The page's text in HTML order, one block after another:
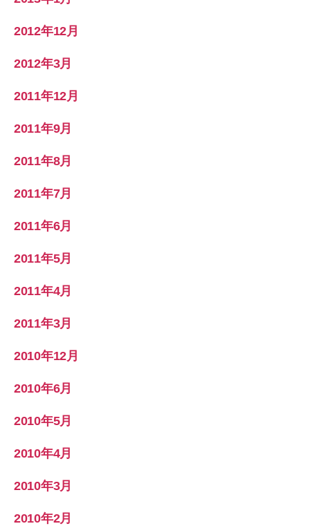
2012年12月
2012年3月
2011年12月
2011年9月
2011年8月
2011年7月
2011年6月
2011年5月
2011年4月
2011年3月
2010年12月
2010年6月
2010年5月
2010年4月
2010年3月
2010年2月